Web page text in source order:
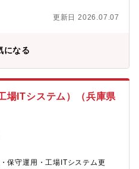
当社について】★同社にはロボッ
っています。日本のお医者様か
ます。また当社が設計～販売の
業ステージの変化にシステム化
をもって携わることができま
前後・リモートワーク：制度有
更新日 2026.07.07
になる
場ITシステム）（兵庫県
保守運用・工場ITシステム更